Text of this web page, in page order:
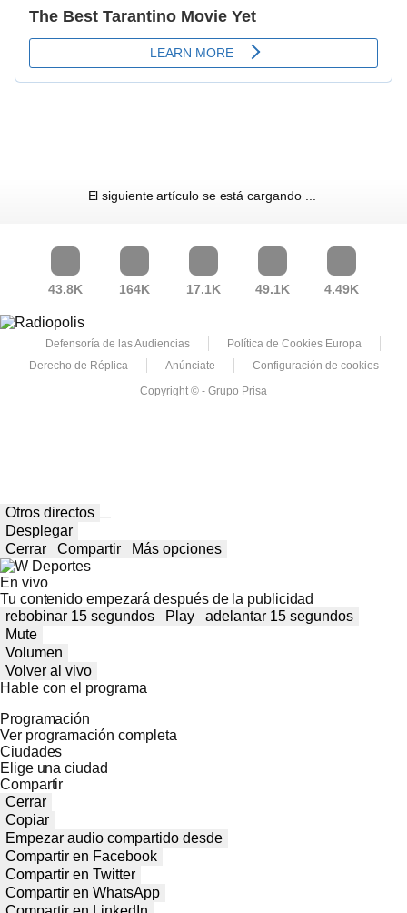
El siguiente artículo se está cargando
43.8K 164K 17.1K 49.1K 4.49K
Defensoría de las Audiencias
Política de Cookies Europa
Derecho de Réplica
Anúnciate
Configuración de cookies
Copyright © - Grupo Prisa
Otros directos
Desplegar
Cerrar
Compartir Más opciones
En vivo
Tu contenido empezará después de la publicidad
rebobinar 15 segundos
Play
adelantar 15 segundos
Mute
Volumen
Volver al vivo
Hable con el programa
Programación
Ver programación completa
Ciudades
Elige una ciudad
Compartir
Cerrar
Copiar
Empezar audio compartido desde
Compartir en Facebook
Compartir en Twitter
Compartir en WhatsApp